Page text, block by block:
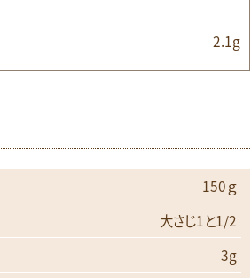
2.1g
150ｇ
大さじ1と1/2
3g